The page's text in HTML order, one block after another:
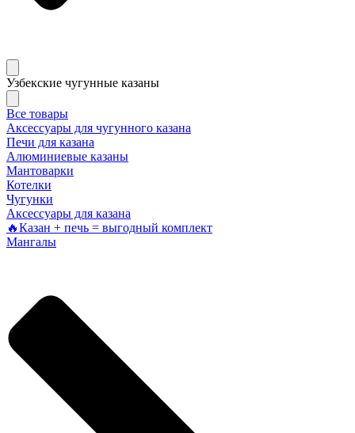
Узбекские чугунные казаны
Все товары
Аксессуары для чугунного казана
Печи для казана
Алюминиевые казаны
Мантоварки
Котелки
Чугунки
Аксессуары для казана
🔥Казан + печь = выгодный комплект
Мангалы